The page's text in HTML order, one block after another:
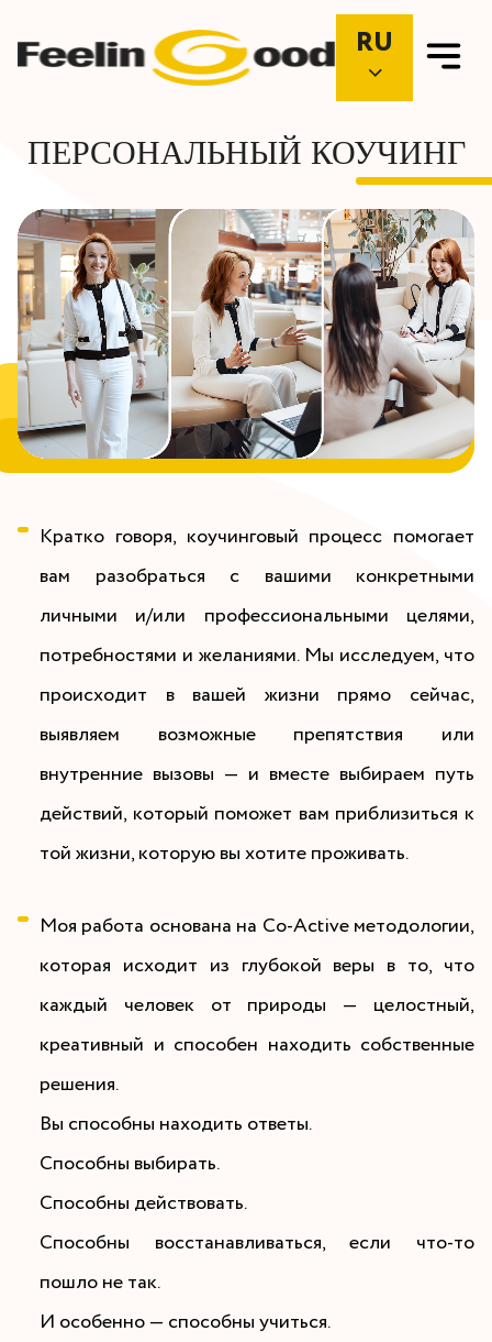
RU
ПЕРСОНАЛЬНЫЙ КОУЧИНГ
Кратко говоря, коучинговый процесс помогает
вам разобраться с вашими конкретными
личными и/или профессиональными целями,
потребностями и желаниями. Мы исследуем, что
происходит в вашей жизни прямо сейчас,
выявляем возможные препятствия или
внутренние вызовы — и вместе выбираем путь
действий, который поможет вам приблизиться к
той жизни, которую вы хотите проживать.
Моя работа основана на Co-Active методологии,
которая исходит из глубокой веры в то, что
каждый человек от природы — целостный,
креативный и способен находить собственные
решения.
Вы способны находить ответы.
Способны выбирать.
Способны действовать.
Способны восстанавливаться, если что-то
пошло не так.
И особенно — способны учиться.